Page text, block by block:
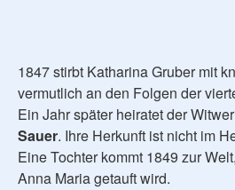
1847 stirbt Katharina Gruber mit
vermutlich an den Folgen der
Ein Jahr später heiratet der
Sauer. Ihre Herkunft ist nicht im
Eine Tochter kommt 1849 zur
Anna Maria getauft wird.